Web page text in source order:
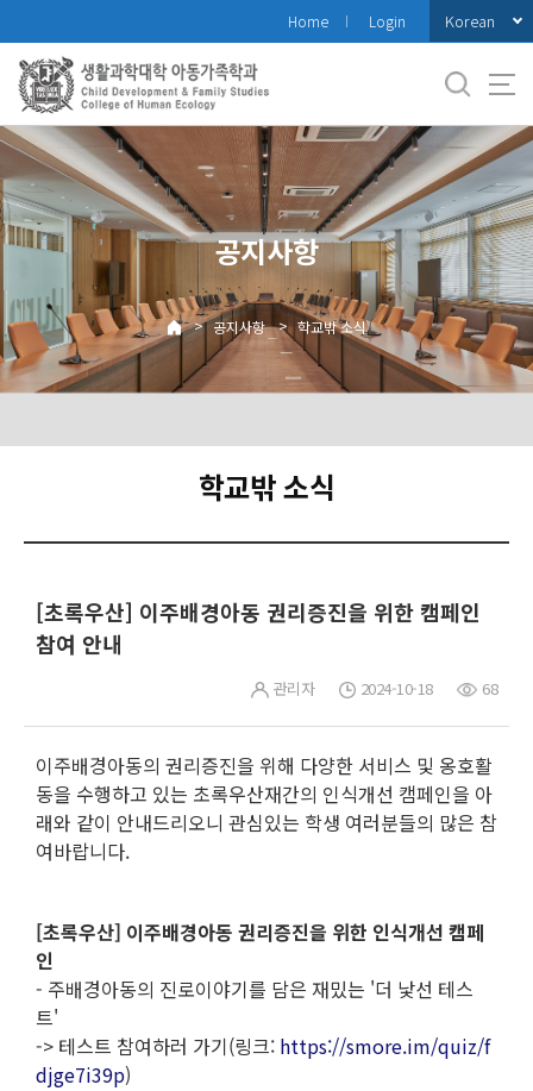
로
메
뉴
Home Login Korean
공지사항
> 공지사항 > 학교밖 소식
학교밖 소식
[초록우산] 이주배경아동 권리증진을 위한 캠페인
참여 안내
관리자 2024-10-18 68
이주배경아동의 권리증진을 위해 다양한 서비스 및 옹호활
동을 수행하고 있는 초록우산재간의 인식개선 캠페인을 아
래와 같이 안내드리오니 관심있는 학생 여러분들의 많은 참
여바랍니다.
[초록우산] 이주배경아동 권리증진을 위한 인식개선 캠페
인
- 주배경아동의 진로이야기를 담은 재밌는 '더 낯선 테스
트'
-> 테스트 참여하러 가기(링크: https://smore.im/quiz/f
djge7i39p)